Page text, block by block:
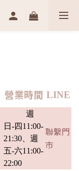
營業時間 LINE
週
日-四11:00-
21:30、週
五-六11:00-
22:00
聯繫門
市